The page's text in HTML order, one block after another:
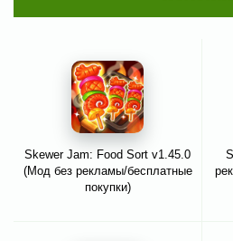
Skewer Jam: Food Sort v1.45.0
(Мод без рекламы/бесплатные
покупки)